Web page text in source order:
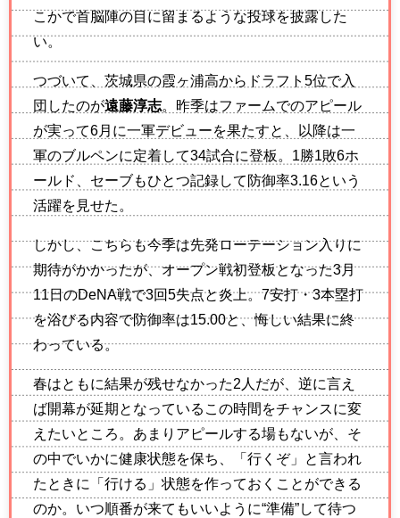
こかで首脳陣の目に留まるような投球を披露した
い。
つづいて、茨城県の霞ヶ浦高からドラフト5位で入
団したのが遠藤淳志。昨季はファームでのアピール
が実って6月に一軍デビューを果たすと、以降は一
軍のブルペンに定着して34試合に登板。1勝1敗6ホ
ールド、セーブもひとつ記録して防御率3.16という
活躍を見せた。
しかし、こちらも今季は先発ローテーション入りに
期待がかかったが、オープン戦初登板となった3月
11日のDeNA戦で3回5失点と炎上。7安打・3本塁打
を浴びる内容で防御率は15.00と、悔しい結果に終
わっている。
春はともに結果が残せなかった2人だが、逆に言え
ば開幕が延期となっているこの時間をチャンスに変
えたいところ。あまりアピールする場もないが、そ
の中でいかに健康状態を保ち、「行くぞ」と言われ
たときに「行ける」状態を作っておくことができる
のか。いつ順番が来てもいいように“準備”して待つ